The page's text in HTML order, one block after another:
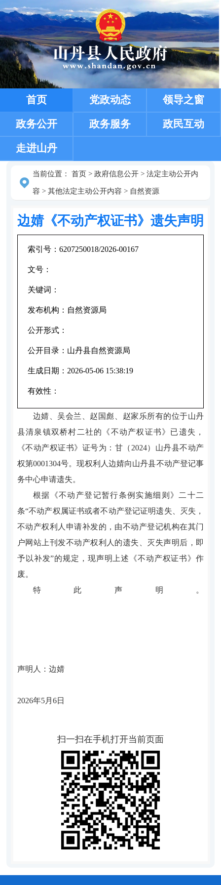
首页 党政动态 领导之窗
政务公开 政务服务 政民互动
走进山丹
当前位置： 首页> 政府信息公开> 法定主动公开内
容 > 其他法定主动公开内容 > 自然资源
边婧《不动产权证书》遗失声明
索引号： 6207250018/2026-00167
文号：
关键词：
发布机构： 自然资源局
公开形式：
公开目录： 山丹县自然资源局
生成日期： 2026-05-06 15:38:19
有效性：
边婧、吴会兰、赵国彪、赵家乐所有的位于山丹
县清泉镇双桥村二社的 《不动产权证书》已遗失，
《不动产权证书》证号为：甘（ 2024）山丹县不动产
权第0001304号。现权利人 边婧向山丹县不动产登记事
务中心申请遗失。
根据《不动产登记暂行条例实施细则》二十二
条“不动产权属证书或者不动产登记证明遗失、灭失，
不动产权利人申请补发的，由不动产登记机构在其门
户网站上刊发不动产权利人的遗失、灭失声明后，即
予以补发”的规定，现声明上述《不动产权证书》作
废。
特此声明。
声明人： 边婧
2026年5月 6日
扫一扫在手机打开当前页面